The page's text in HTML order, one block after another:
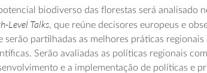
biodiverso das florestas será analisado
Level Talks, que reúne decisores europeus e
serão partilhadas as melhores práticas regionais
Serão avaliadas as políticas regionais
e a implementação de políticas e